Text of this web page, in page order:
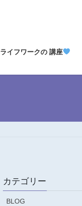
ライフワークの 講座
カテゴリー
BLOG